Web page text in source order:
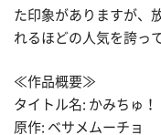
た印象がありますが、
れるほどの人気を誇っ
≪作品概要≫
タイトル名: かみちゅ！
原作: ベサメムーチョ